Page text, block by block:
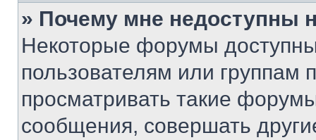
» Почему мне недоступны
Некоторые форумы
пользователям или группам
просматривать такие
сообщения, совершать